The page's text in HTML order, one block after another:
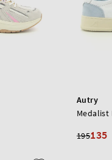
Autry
Medalist
195135